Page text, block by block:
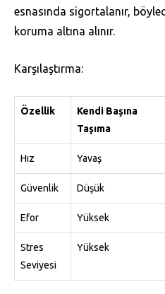
esnasında sigortalanır,
koruma altına alınır.
Karşılaştırma:
Özellik
Kendi Başına
Taşıma
Hız Yavaş
Güvenlik Düşük
Efor Yüksek
Stres
Seviyesi
Yüksek